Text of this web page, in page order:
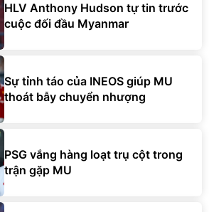
HLV Anthony Hudson tự tin trước
cuộc đối đầu Myanmar
Sự tỉnh táo của INEOS giúp MU
thoát bẫy chuyển nhượng
PSG vắng hàng loạt trụ cột trong
trận gặp MU